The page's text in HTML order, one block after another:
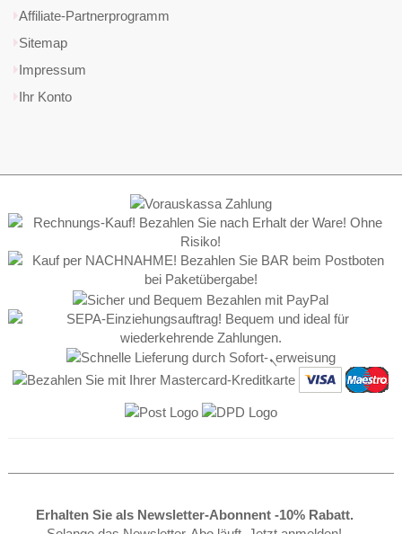
Affiliate-Partnerprogramm
Sitemap
Impressum
Ihr Konto
Erhalten Sie als Newsletter-Abonnent -10% Rabatt.